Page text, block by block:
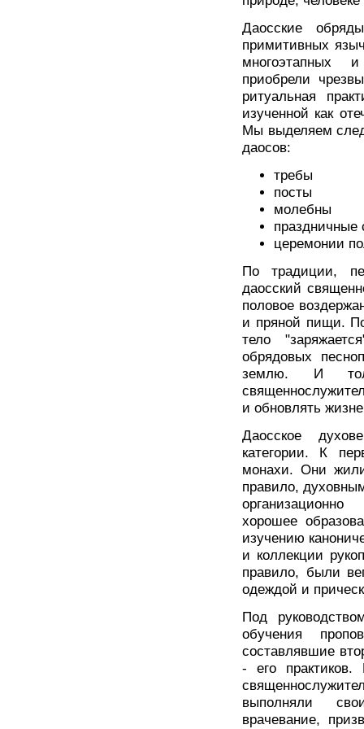
Даосские
примитивных
многоэтапных
приобрели
ритуальная
изученной как
Мы выделяем
даосов:
требы
посты
молебны
праздничные
церемонии
По традиции,
даосский
половое
и пряной пищи.
тело
обрядовых
землю. И
и обновлять
Даосское
категории. К
монахи. Они
правило,
хорошее
изучению
и коллекции
правило, были
одеждой и
Под
обучения
составлявшие
- его
выполняли
врачевание,